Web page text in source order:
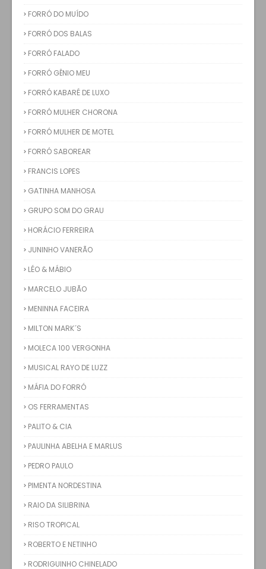
FORRÓ DO MUÍDO
FORRÓ DOS BALAS
FORRÓ FALADO
FORRÓ GÊNIO MEU
FORRÓ KABARÉ DE LUXO
FORRÓ MULHER CHORONA
FORRÓ MULHER DE MOTEL
FORRÓ SABOREAR
FRANCIS LOPES
GATINHA MANHOSA
GRUPO SOM DO GRAU
HORÁCIO FERREIRA
JUNINHO VANERÃO
LÉO & MÁBIO
MARCELO JUBÃO
MENINNA FACEIRA
MILTON MARK´S
MOLECA 100 VERGONHA
MUSICAL RAYO DE LUZZ
MÁFIA DO FORRÓ
OS FERRAMENTAS
PALITO & CIA
PAULINHA ABELHA E MARLUS
PEDRO PAULO
PIMENTA NORDESTINA
RAIO DA SILIBRINA
RISO TROPICAL
ROBERTO E NETINHO
RODRIGUINHO CHINELADO